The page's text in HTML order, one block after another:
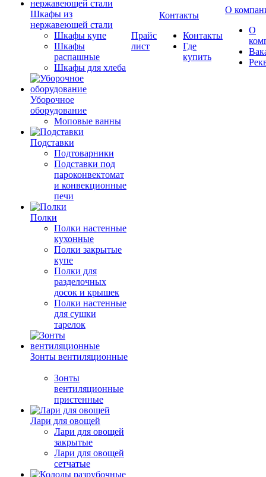
Шкафы из
нержавеющей стали
Шкафы купе
Шкафы
распашные
Шкафы для хлеба
Уборочное
оборудование
Моповые ванны
Подставки
Подтоварники
Подставки под
пароконвектомат
и конвекционные
печи
Полки
Полки настенные
кухонные
Полки закрытые
купе
Полки для
разделочных
досок и крышек
Полки настенные
для сушки
тарелок
Зонты вентиляционные
Зонты
вентиляционные
пристенные
Лари для овощей
Лари для овощей
закрытые
Лари для овощей
сетчатые
Прайс
лист
Контакты
Контакты
Где
купить
О
О